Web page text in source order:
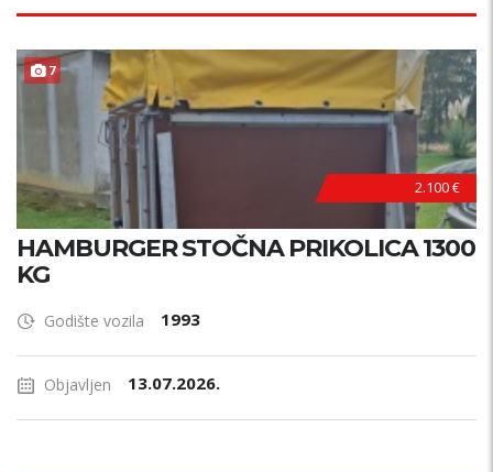
7
2.100 €
HAMBURGER STOČNA PRIKOLICA 1300
KG
Godište vozila 1993
Objavljen 13.07.2026.